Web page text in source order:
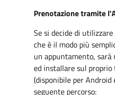
Prenotazione tramite
Se si decide di utilizzare
che è il modo più
un appuntamento, sarà
ed installare sul
(disponibile per Android
seguente percorso: